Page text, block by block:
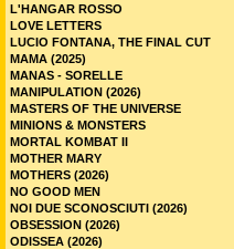
L'HANGAR ROSSO
LOVE LETTERS
LUCIO FONTANA, THE FINAL CUT
MAMA (2025)
MANAS - SORELLE
MANIPULATION (2026)
MASTERS OF THE UNIVERSE
MINIONS & MONSTERS
MORTAL KOMBAT II
MOTHER MARY
MOTHERS (2026)
NO GOOD MEN
NOI DUE SCONOSCIUTI (2026)
OBSESSION (2026)
ODISSEA (2026)